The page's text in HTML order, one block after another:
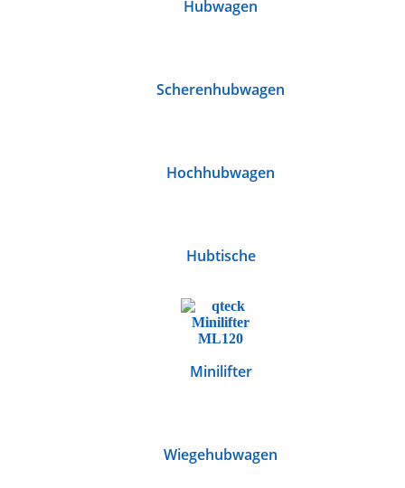
Hubwagen
Scherenhubwagen
Hochhubwagen
Hubtische
Minilifter
Wiegehubwagen